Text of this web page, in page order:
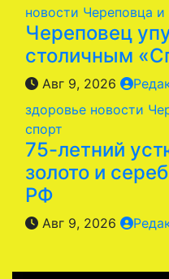
новости Череповца
Череповец
столичным
Авг 9, 2026
здоровье новости
спорт
75-летний
золото и
РФ
Авг 9, 2026